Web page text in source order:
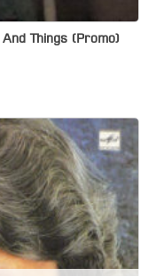
Things (Promo)